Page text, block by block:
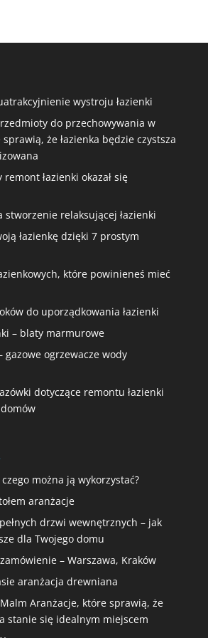
wystroju łazienki
do przechowywania w
sprawią, że łazienka będzie czystsza
remont łazienki okazał się
stworzenie relaksującej łazienki
łazienkę dzięki 7 prostym
które powinieneś mieć
do uporządkowania łazienki
– blaty marmurowe
gazowe ogrzewacze wody
dotyczące remontu łazienki
czego można ją wykorzystać?
aranżacje
drzwi wewnętrznych – jak
dla Twojego domu
– Warszawa, Kraków
aranżacja drewniana
Aranżacje, które sprawią, że
stanie się idealnym miejscem